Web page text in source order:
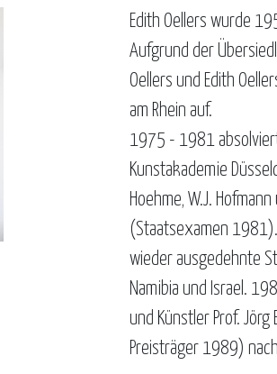
Edith Oellers wurde
Aufgrund der
Oellers und Edith
am Rhein auf.
1975 - 1981
Kunstakademie
Hoehme, W.J.
(Staatsexamen
wieder ausgedehnte
Namibia und Israel.
und Künstler Prof. Jörg
Preisträger 1989)